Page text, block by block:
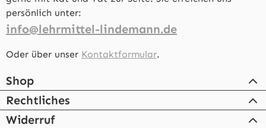
persönlich unter:
info@lehrmittel-lindemann.de
Oder über unser Kontaktformular.
Shop
Rechtliches
Widerruf